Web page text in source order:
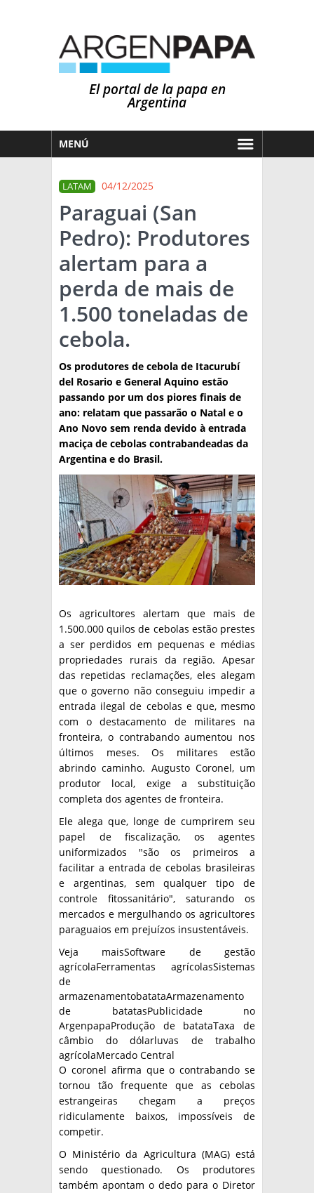
El portal de la papa en
Argentina
MENÚ
MERCADOS
NOTICIAS
EN ESPAÑOL
OTROS IDIOMAS
CLIMA
PRONÓSTICO
LLUVIAS
ARGENTINA
EL MUNDO
TÉCNICA
PRODUCCION
CLASIFICADOS
INTERES GENERAL
LA PAPA
RESOLUCIONES Y NORMATIVAS
ENLACES
ARGENPAPA
QUIENES SOMOS
CONTACTO
BUSCAR NOTICIAS
BUSCAR
LATAM 04/12/2025
Paraguai (San
Pedro): Produtores
alertam para a
perda de mais de
1.500 toneladas de
cebola.
Os produtores de cebola de Itacurubí
del Rosario e General Aquino estão
passando por um dos piores finais de
ano: relatam que passarão o Natal e o
Ano Novo sem renda devido à entrada
maciça de cebolas contrabandeadas da
Argentina e do Brasil.
Os agricultores alertam que mais de
1.500.000 quilos de cebolas estão prestes
a ser perdidos em pequenas e médias
propriedades rurais da região. Apesar
das repetidas reclamações, eles alegam
que o governo não conseguiu impedir a
entrada ilegal de cebolas e que, mesmo
com o destacamento de militares na
fronteira, o contrabando aumentou nos
últimos meses. Os militares estão
abrindo caminho. Augusto Coronel, um
produtor local, exige a substituição
completa dos agentes de fronteira.
Ele alega que, longe de cumprirem seu
papel de fiscalização, os agentes
uniformizados "são os primeiros a
facilitar a entrada de cebolas brasileiras
e argentinas, sem qualquer tipo de
controle fitossanitário", saturando os
mercados e mergulhando os agricultores
paraguaios em prejuízos insustentáveis.
Veja maisSoftware de gestão
agrícolaFerramentas agrícolasSistemas
de
armazenamentobatataArmazenamento
de batatasPublicidade no
ArgenpapaProdução de batataTaxa de
câmbio do dólarluvas de trabalho
agrícolaMercado Central
O coronel afirma que o contrabando se
tornou tão frequente que as cebolas
estrangeiras chegam a preços
ridiculamente baixos, impossíveis de
competir.
O Ministério da Agricultura (MAG) está
sendo questionado. Os produtores
também apontam o dedo para o Diretor